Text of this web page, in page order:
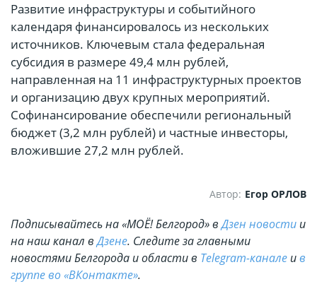
Развитие инфраструктуры и событийного
календаря финансировалось из нескольких
источников. Ключевым стала федеральная
субсидия в размере 49,4 млн рублей,
направленная на 11 инфраструктурных проектов
и организацию двух крупных мероприятий.
Софинансирование обеспечили региональный
бюджет (3,2 млн рублей) и частные инвесторы,
вложившие 27,2 млн рублей.
Автор: Егор ОРЛОВ
Подписывайтесь на «МОЁ! Белгород» вДзен новости и
на наш канал вДзене. Cледите за главными
новостями Белгорода и области в Telegram-канале ив
группе во «ВКонтакте».